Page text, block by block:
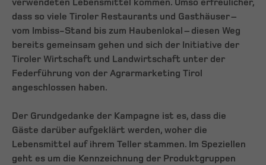
verwendeten Lebensmittel kommen. Umso erfreulicher,
dass so viele Tiroler Restaurants und Gasthäuser –
vom Imbiss-Stand bis zum Haubenlokal – diesen Weg
bereits gemeinsam gehen und sich der Initiative der
Tiroler Wirtschaft und Landwirtschaft unter der
Federführung von der Agrarmarketing Tirol
angeschlossen haben.
Der Grundgedanke der Kampagne ist es, dass die
Gäste darüber aufgeklärt werden, woher die
Lebensmittel auf ihrem Teller stammen. Im Speziellen
geht es um die Kennzeichnung der Produktgruppen